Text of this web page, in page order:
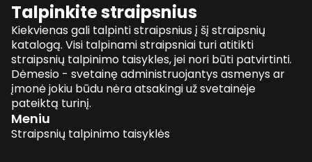
Talpinkite straipsnius
Kiekvienas gali talpinti straipsnius į šį straipsnių
katalogą. Visi talpinami straipsniai turi atitikti
straipsnių talpinimo taisykles, jei nori būti patvirtinti.
Dėmesio - svetainę administruojantys asmenys ar
įmonė jokiu būdu nėra atsakingi už svetainėje
pateiktą turinį.
Meniu
Straipsnių talpinimo taisyklės